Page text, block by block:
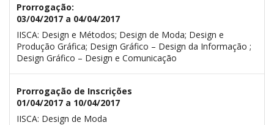
Prorrogação:
03/04/2017 a 04/04/2017
IISCA: Design e Métodos; Design de Moda; Design e
Produção Gráfica; Design Gráfico – Design da Informação ;
Design Gráfico – Design e Comunicação
Prorrogação de Inscrições
01/04/2017 a 10/04/2017
IISCA: Design de Moda